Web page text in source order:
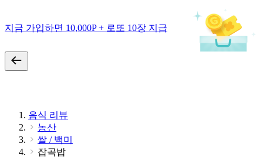
지금 가입하면 10,000P + 로또 10장 지급
음식 리뷰
농산
쌀 / 백미
잡곡밥